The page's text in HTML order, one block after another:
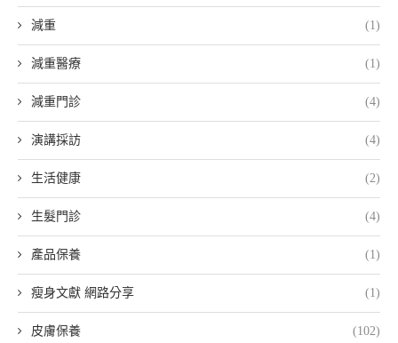
減重 (1)
減重醫療 (1)
減重門診 (4)
演講採訪 (4)
生活健康 (2)
生髮門診 (4)
產品保養 (1)
瘦身文獻 網路分享 (1)
皮膚保養 (102)